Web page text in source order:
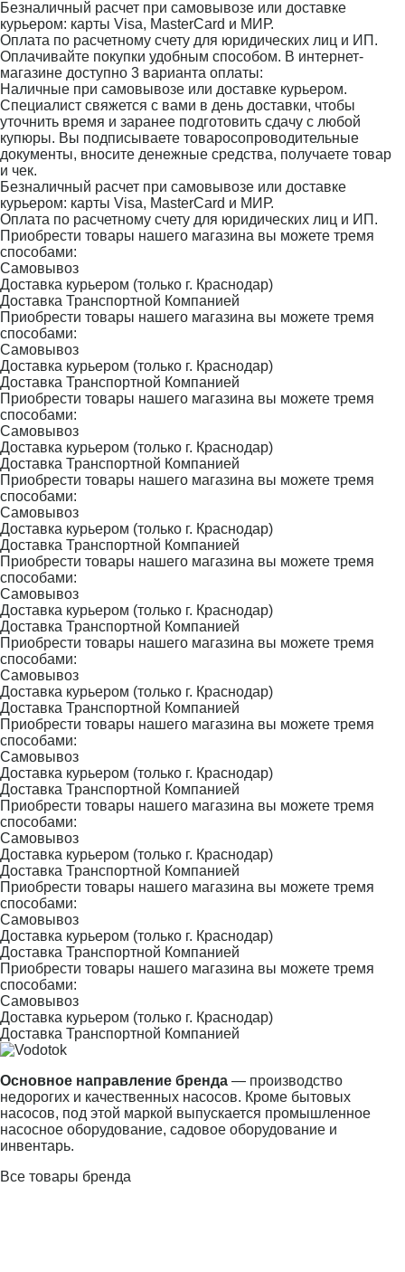
Безналичный расчет при самовывозе или доставке
курьером: карты Visa, MasterCard и МИР.
Оплата по расчетному счету для юридических лиц и ИП.
Оплачивайте покупки удобным способом. В интернет-
магазине доступно 3 варианта оплаты:
Наличные при самовывозе или доставке курьером.
Специалист свяжется с вами в день доставки, чтобы
уточнить время и заранее подготовить сдачу с любой
купюры. Вы подписываете товаросопроводительные
документы, вносите денежные средства, получаете товар
и чек.
Безналичный расчет при самовывозе или доставке
курьером: карты Visa, MasterCard и МИР.
Оплата по расчетному счету для юридических лиц и ИП.
Приобрести товары нашего магазина вы можете тремя
способами:
Самовывоз
Доставка курьером (только г. Краснодар)
Доставка Транспортной Компанией
Приобрести товары нашего магазина вы можете тремя
способами:
Самовывоз
Доставка курьером (только г. Краснодар)
Доставка Транспортной Компанией
Приобрести товары нашего магазина вы можете тремя
способами:
Самовывоз
Доставка курьером (только г. Краснодар)
Доставка Транспортной Компанией
Приобрести товары нашего магазина вы можете тремя
способами:
Самовывоз
Доставка курьером (только г. Краснодар)
Доставка Транспортной Компанией
Приобрести товары нашего магазина вы можете тремя
способами:
Самовывоз
Доставка курьером (только г. Краснодар)
Доставка Транспортной Компанией
Приобрести товары нашего магазина вы можете тремя
способами:
Самовывоз
Доставка курьером (только г. Краснодар)
Доставка Транспортной Компанией
Приобрести товары нашего магазина вы можете тремя
способами:
Самовывоз
Доставка курьером (только г. Краснодар)
Доставка Транспортной Компанией
Приобрести товары нашего магазина вы можете тремя
способами:
Самовывоз
Доставка курьером (только г. Краснодар)
Доставка Транспортной Компанией
Приобрести товары нашего магазина вы можете тремя
способами:
Самовывоз
Доставка курьером (только г. Краснодар)
Доставка Транспортной Компанией
Приобрести товары нашего магазина вы можете тремя
способами:
Самовывоз
Доставка курьером (только г. Краснодар)
Доставка Транспортной Компанией
Основное направление бренда — производство
недорогих и качественных насосов. Кроме бытовых
насосов, под этой маркой выпускается промышленное
насосное оборудование, садовое оборудование и
инвентарь.
Все товары бренда